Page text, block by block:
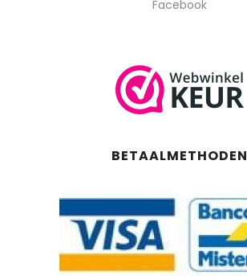
Facebook
BETAALMETHODEN